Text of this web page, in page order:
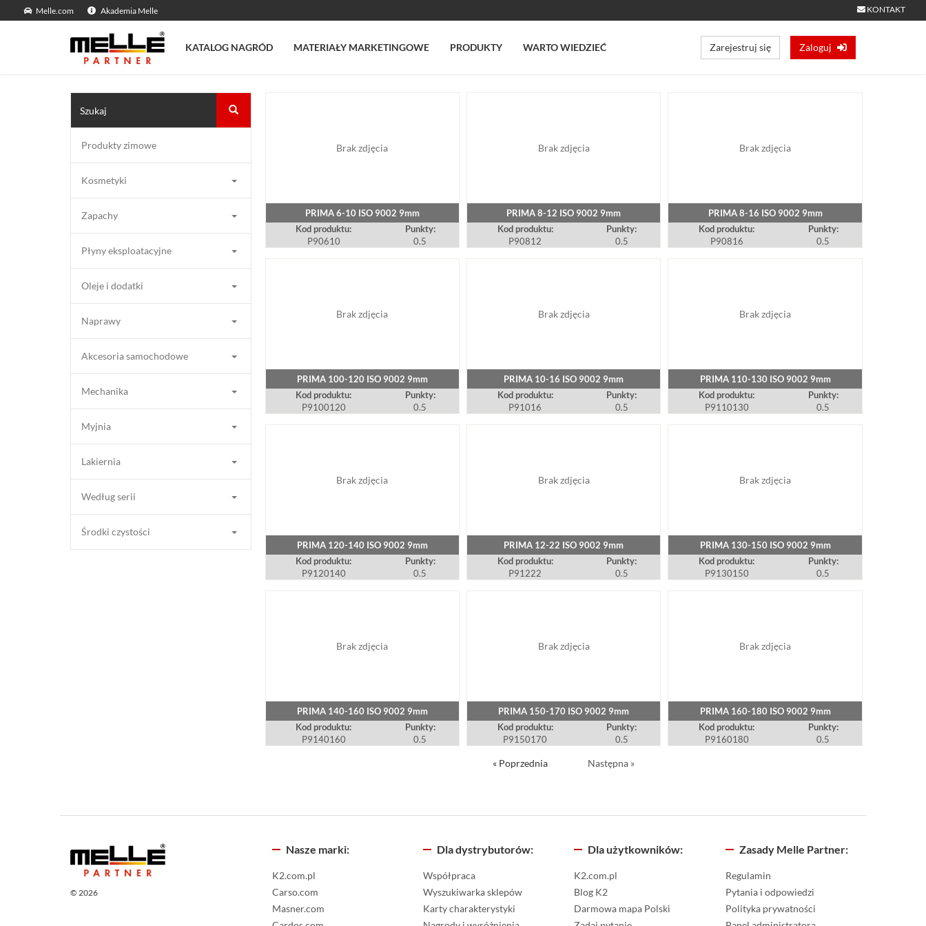
Melle.com Akademia Melle KONTAKT
KATALOG NAGRÓD MATERIAŁY MARKETINGOWE PRODUKTY WARTO WIEDZIEĆ Zarejestruj się Zaloguj
Produkty zimowe
Kosmetyki
Zapachy
Płyny eksploatacyjne
Oleje i dodatki
Naprawy
Akcesoria samochodowe
Mechanika
Myjnia
Lakiernia
Według serii
Środki czystości
Brak zdjęcia
PRIMA 6-10 ISO 9002 9mm
Kod produktu:
P90610
Punkty:
0.5
Brak zdjęcia
PRIMA 8-12 ISO 9002 9mm
Kod produktu:
P90812
Punkty:
0.5
Brak zdjęcia
PRIMA 8-16 ISO 9002 9mm
Kod produktu:
P90816
Punkty:
0.5
Brak zdjęcia
PRIMA 100-120 ISO 9002 9mm
Kod produktu:
P9100120
Punkty:
0.5
Brak zdjęcia
PRIMA 10-16 ISO 9002 9mm
Kod produktu:
P91016
Punkty:
0.5
Brak zdjęcia
PRIMA 110-130 ISO 9002 9mm
Kod produktu:
P9110130
Punkty:
0.5
Brak zdjęcia
PRIMA 120-140 ISO 9002 9mm
Kod produktu:
P9120140
Punkty:
0.5
Brak zdjęcia
PRIMA 12-22 ISO 9002 9mm
Kod produktu:
P91222
Punkty:
0.5
Brak zdjęcia
PRIMA 130-150 ISO 9002 9mm
Kod produktu:
P9130150
Punkty:
0.5
Brak zdjęcia
PRIMA 140-160 ISO 9002 9mm
Kod produktu:
P9140160
Punkty:
0.5
Brak zdjęcia
PRIMA 150-170 ISO 9002 9mm
Kod produktu:
P9150170
Punkty:
0.5
Brak zdjęcia
PRIMA 160-180 ISO 9002 9mm
Kod produktu:
P9160180
Punkty:
0.5
« Poprzednia Następna »
© 2026
Nasze marki:
K2.com.pl
Carso.com
Masner.com
Dla dystrybutorów:
Współpraca
Wyszukiwarka sklepów
Karty charakterystyki
Dla użytkowników:
K2.com.pl
Blog K2
Darmowa mapa Polski
Zasady Melle Partner:
Regulamin
Pytania i odpowiedzi
Polityka prywatności